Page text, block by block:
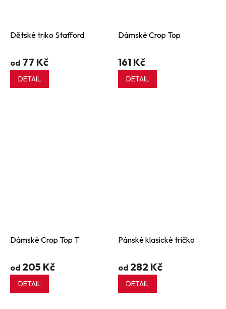
Dětské triko Stafford
od 77 Kč
DETAIL
Dámské Crop Top
161 Kč
DETAIL
Dámské Crop Top T
od 205 Kč
DETAIL
Pánské klasické tričko
od 282 Kč
DETAIL